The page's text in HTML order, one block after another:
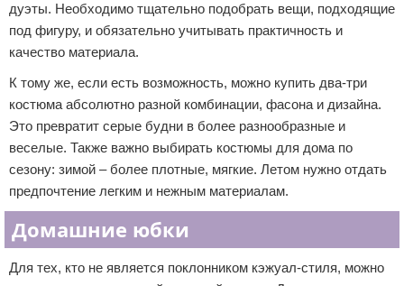
дуэты. Необходимо тщательно подобрать вещи, подходящие
под фигуру, и обязательно учитывать практичность и
качество материала.
К тому же, если есть возможность, можно купить два-три
костюма абсолютно разной комбинации, фасона и дизайна.
Это превратит серые будни в более разнообразные и
веселые. Также важно выбирать костюмы для дома по
сезону: зимой – более плотные, мягкие. Летом нужно отдать
предпочтение легким и нежным материалам.
Домашние юбки
Для тех, кто не является поклонником кэжуал-стиля, можно